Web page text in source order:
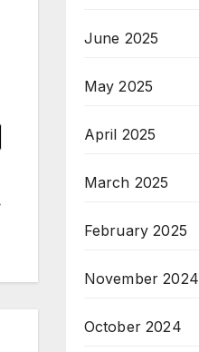
June 2025
May 2025
April 2025
March 2025
February 2025
November 2024
October 2024